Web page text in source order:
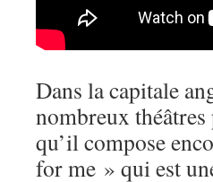
Dans la capitale
nombreux
qu’il compose
for me » qui est